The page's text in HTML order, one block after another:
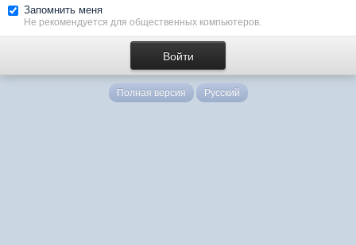
Запомнить меня
Не рекомендуется для общественных компьютеров.
Полная версия Русский